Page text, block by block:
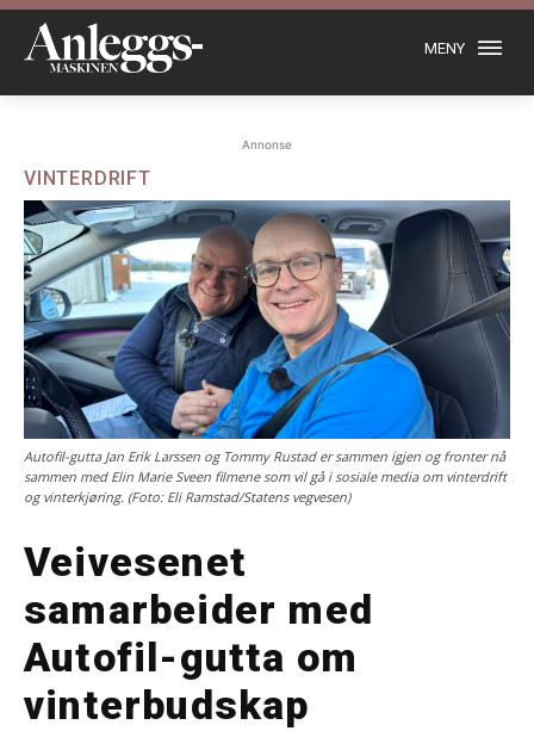
MENY
Annonse
VINTERDRIFT
Autofil-gutta Jan Erik Larssen og Tommy Rustad er sammen igjen og fronter nå
sammen med Elin Marie Sveen filmene som vil gå i sosiale media om vinterdrift
og vinterkjøring. (Foto: Eli Ramstad/Statens vegvesen)
Veivesenet
samarbeider med
Autofil-gutta om
vinterbudskap